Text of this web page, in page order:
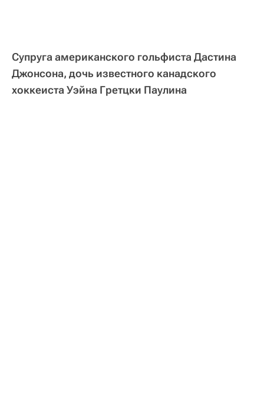
Супруга американского гольфиста Дастина
Джонсона, дочь известного канадского
хоккеиста Уэйна Гретцки Паулина